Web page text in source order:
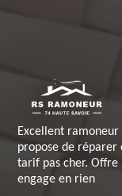
Excellent ramoneur
propose de
tarif pas cher. Offre
engage en rien